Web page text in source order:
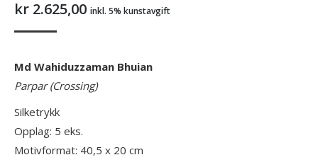
kr 2.625,00 inkl. 5% kunstavgift
Md Wahiduzzaman Bhuian
Parpar (Crossing)
Silketrykk
Opplag: 5 eks.
Motivformat: 40,5 x 20 cm